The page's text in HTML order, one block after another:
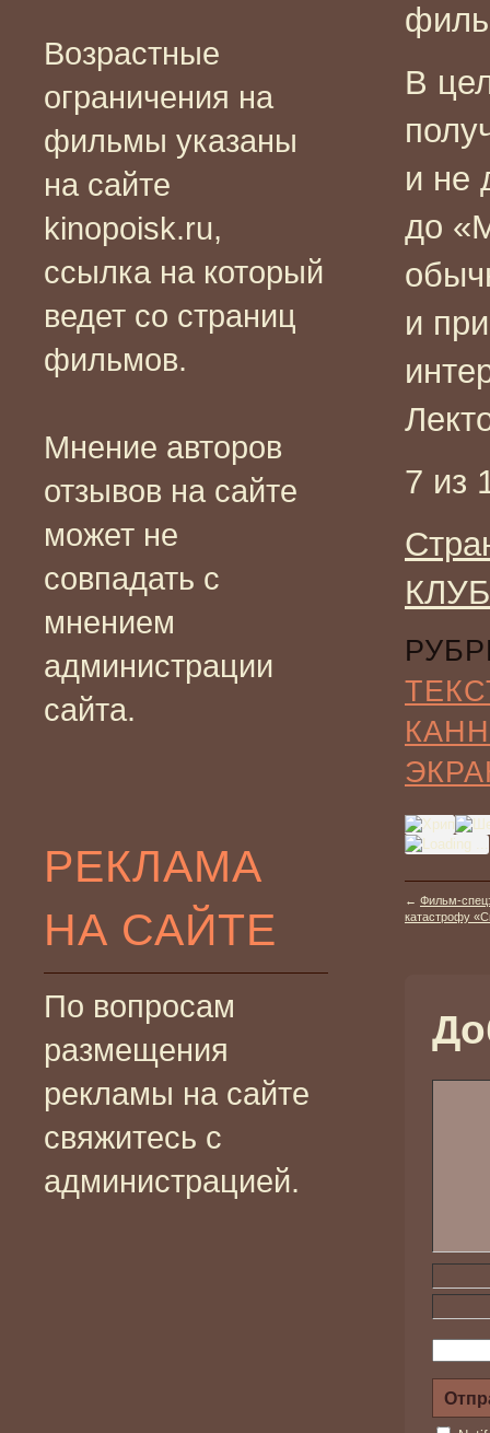
Возрастные
ограничения на
фильмы указаны
на сайте
kinopoisk.ru,
ссылка на который
ведет со страниц
фильмов.
Мнение авторов
отзывов на сайте
может не
совпадать с
мнением
администрации
сайта.
РЕКЛАМА
НА САЙТЕ
По вопросам
размещения
рекламы на сайте
свяжитесь с
администрацией.
В
и не
до
и
7 из
← Фильм-
катастрофу